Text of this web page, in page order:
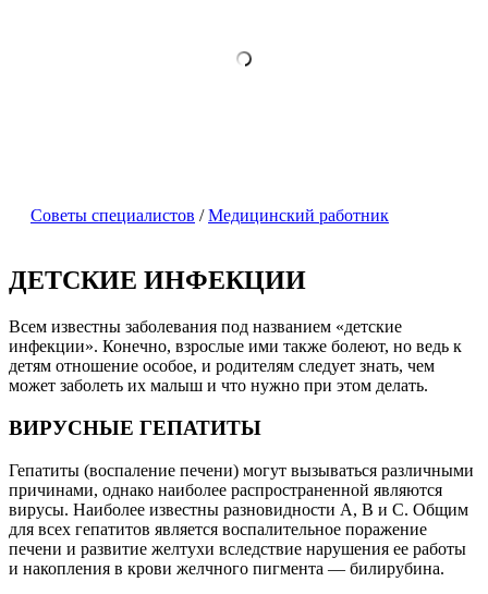
Советы специалистов /Медицинский работник
ДЕТСКИЕ ИНФЕКЦИИ
Всем известны заболевания под названием «детские
инфекции». Конечно, взрослые ими также болеют, но ведь к
детям отношение особое, и родителям следует знать, чем
может заболеть их малыш и что нужно при этом делать.
ВИРУСНЫЕ ГЕПАТИТЫ
Гепатиты (воспаление печени) могут вызываться различными
причинами, однако наиболее распространенной являются
вирусы. Наиболее известны разновидности А, В и С. Общим
для всех гепатитов является воспалительное поражение
печени и развитие желтухи вследствие нарушения ее работы
и накопления в крови желчного пигмента — билирубина.